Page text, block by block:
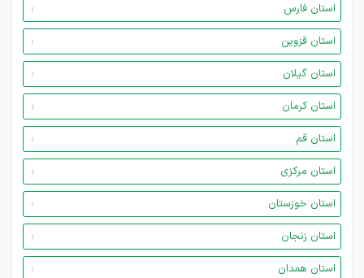
استان فارس
استان قزوین
استان گیلان
استان کرمان
استان قم
استان مرکزی
استان خوزستان
استان زنجان
استان همدان